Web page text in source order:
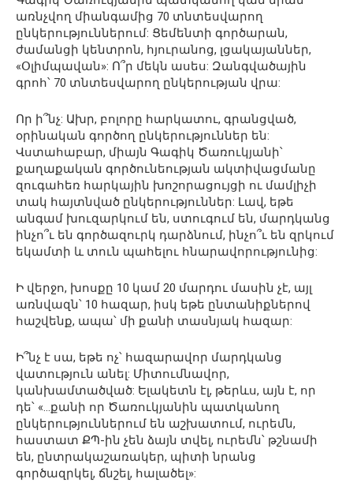
առնչվող միանգամից 70 տնտեսվարող
ընկերություններում: Ցեմենտի գործարան,
ժամանցի կենտրոն, հյուրանոց, լցակայաններ,
«Օլիմպավան»: Ո՞ր մեկն ասես: Զանգվածային
գրոհ՝ 70 տնտեսվարող ընկերության վրա:
Որ ի՞նչ: Ախր, բոլորը հարկատու, գրանցված,
օրինական գործող ընկերություններ են:
Վստահաբար, միայն Գագիկ Ծառուկյանի՝
քաղաքական գործունեության ակտիվացմանը
զուգահեռ հարկային խոշորացույցի ու մամլիչի
տակ հայտնված ընկերություններ: Լավ, եթե
անգամ խուզարկում են, ստուգում են, մարդկանց
ինչո՞ւ են գործազուրկ դարձնում, ինչո՞ւ են զրկում
եկամտի և տուն պահելու հնարավորությունից:
Ի վերջո, խոսքը 10 կամ 20 մարդու մասին չէ, այլ
առնվազն՝ 10 հազար, իսկ եթե ընտանիքներով
հաշվենք, ապա՝ մի քանի տասնյակ հազար:
Ի՞նչ է սա, եթե ոչ՝ հազարավոր մարդկանց
վատություն անել: Միտումնավոր,
կանխամտածված: Ելակետն էլ, թերևս, այն է, որ
դե՝ «…քանի որ Ծառուկյանին պատկանող
ընկերություններում են աշխատում, ուրեմն,
հաստատ ՔՊ-ին չեն ձայն տվել, ուրեմն՝ թշնամի
են, ընտրակաշառակեր, պիտի նրանց
գործազրկել, ճնշել, հալածել»: